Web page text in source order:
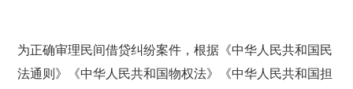
为正确审理民间借贷纠纷案件，根据《中华人民共和国民
法通则》《中华人民共和国物权法》《中华人民共和国担